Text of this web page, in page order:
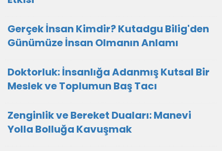
Gerçek İnsan Kimdir? Kutadgu Bilig'den
Günümüze İnsan Olmanın Anlamı
Doktorluk: İnsanlığa Adanmış Kutsal Bir
Meslek ve Toplumun Baş Tacı
Zenginlik ve Bereket Duaları: Manevi
Yolla Bolluğa Kavuşmak